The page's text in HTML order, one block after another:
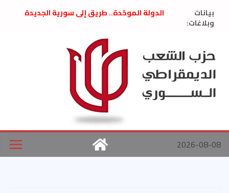
بيانات
وبلاغات:
الدولة الموحّدة.. طريق إلى سورية الجديدة
العام السابق لحزب الاتحاد الاشتراكي العربي
الديمقراطي
بلاغ صادر عن اجتماع اللجنة المركزية نيسان
2026
الحرب الأمريكية الإسرائيلية على نظام الملالي
في إيران .. بيان من حزب الشعب الديمقراطي
السوري
2026-08-08